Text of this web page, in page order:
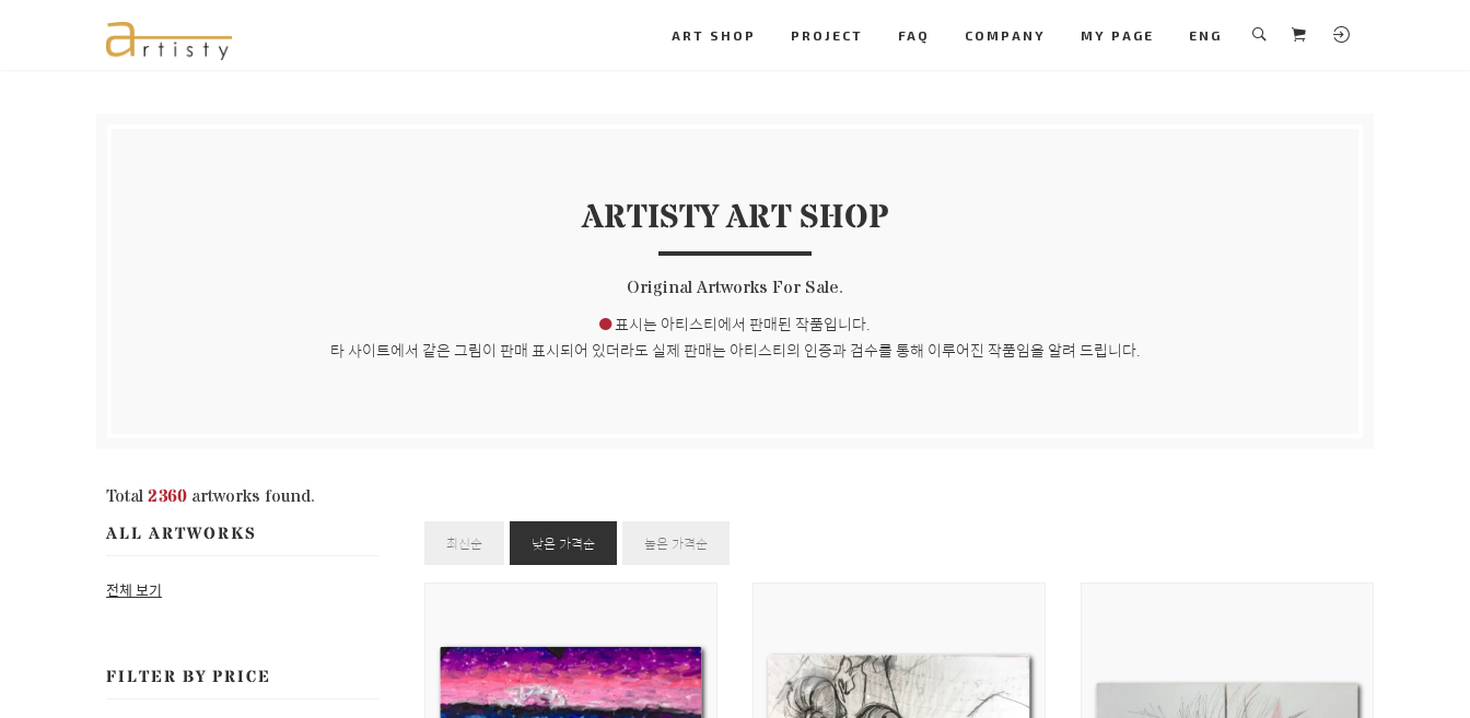
ART SHOP PROJECT FAQ COMPANY MY PAGE ENG
ARTISTY ART SHOP
Original Artworks For Sale.
표시는 아티스티에서 판매된 작품입니다.
타 사이트에서 같은 그림이 판매 표시되어 있더라도 실제 판매는 아티스티의 인증과 검수를 통해 이루어진 작품임을 알려 드립니다.
Total2360 artworks found.
ALL ARTWORKS
전체 보기
FILTER BY PRICE
최신순 낮은 가격순 높은 가격순